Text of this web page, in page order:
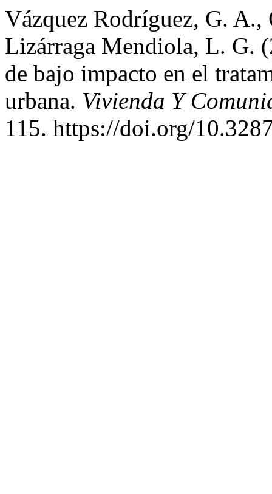
Vázquez Rodríguez, G.
Lizárraga Mendiola, L. G.
de bajo impacto en el
urbana. Vivienda Y
115. https://doi.org/